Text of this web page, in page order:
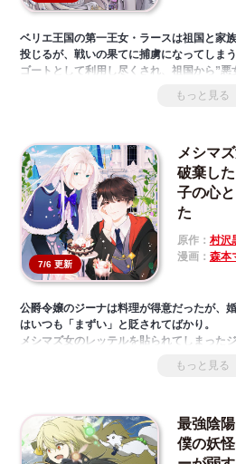
ベリエ王国の第一王女・ラースは祖国と家
投じるが、戦いの果てに捕虜になってしま
ゴートとして利用し尽くされ、祖国から”
を終えるのだった――。 しかしラースは偶
人生をやり直すチャンスを得る。 彼女は決
ャリオルト帝国に嫁ぐ。 すべては帝国の力
を果たすため。 帝国でラースを待ち受ける
ォン。そして、かつて捕虜となったラース
った。 最初は妻のことを、政治の道具とし
が、愛人たちとの戦いの中、”悪女”ラース
境を次第に変えていき……？ 最強の” 悪女”
ロマンスと復讐の物語、ここに開幕。
もっと見る
7/6 更新
メシマ
破棄し
子の心
た
原作： 村沢
漫画： 森本
公爵令嬢のジーナは料理が得意だったが、
はいつも「まずい」と貶されてばかり。
メシマズ女のレッテルを貼られてしまった
そして、ひょんなことから手に入れた不思
ジーナの手料理を食べたシストは、彼女の
公爵令嬢が料理スキルで人生を変える、逆
もっと見る
最強陰
僕の妖